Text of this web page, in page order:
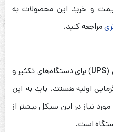
و خرید این محصولات به
مراجعه کنید.
(
UPS) برای دستگاه‌های تکثیر و
اولیه هستند. باید به این
نیاز در این سیکل بیشتر از
است.